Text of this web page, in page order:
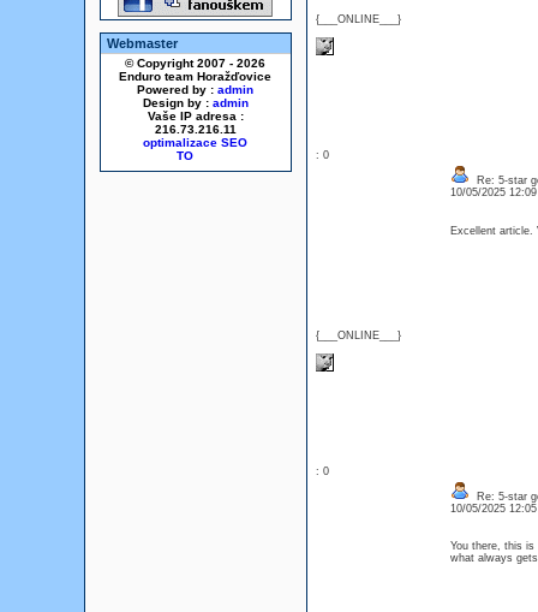
Webmaster
© Copyright 2007 - 2026
Enduro team Horažďovice
Powered by : admin
Design by : admin
Vaše IP adresa :
216.73.216.11
optimalizace SEO
{___ONLINE___}
: 0
{___ONLINE___}
Re: 5-star
10/05/2025
Excellent
: 0
Re: 5-star
10/05/2025
You there, this
what always